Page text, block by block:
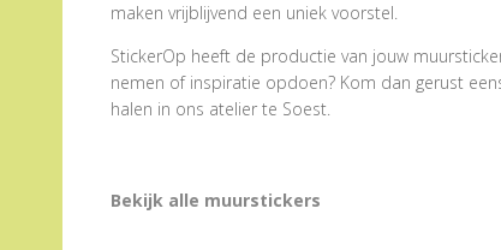
maken vrijblijvend een uniek voorstel.
StickerOp heeft de productie van jouw
nemen of inspiratie opdoen? Kom dan gerust
halen in ons atelier te Soest.
Bekijk alle muurstickers